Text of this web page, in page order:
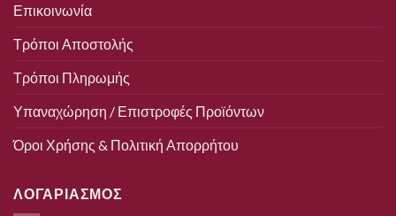
Επικοινωνία
Τρόποι Αποστολής
Τρόποι Πληρωμής
Υπαναχώρηση / Επιστροφές Προϊόντων
Όροι Χρήσης & Πολιτική Απορρήτου
ΛΟΓΑΡΙΑΣΜΟΣ